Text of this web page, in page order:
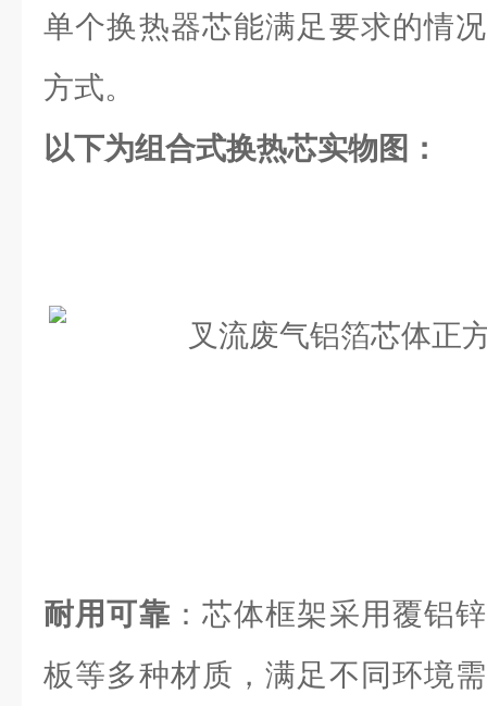
单个换热器芯能满足要求的情
方式。
以下为组合式换热芯实物图：
耐用可靠 ：芯体框架采用覆铝
板等多种材质，满足不同环境